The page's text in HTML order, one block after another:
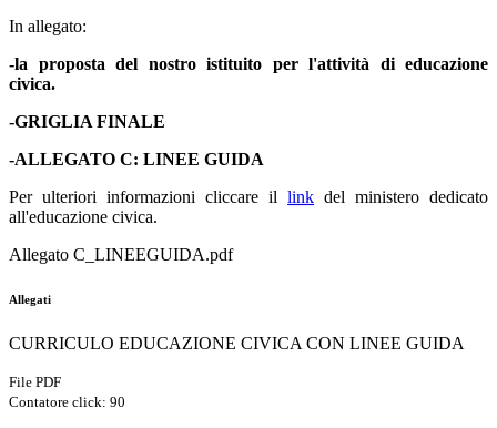
In allegato:
-la proposta del nostro istituito per l'attività di educazione
civica.
-GRIGLIA FINALE
-ALLEGATO C: LINEE GUIDA
Per ulteriori informazioni cliccare il link del ministero dedicato
all'educazione civica.
Allegato C_LINEEGUIDA.pdf
Allegati
CURRICULO EDUCAZIONE CIVICA CON LINEE GUIDA
File PDF
Contatore click: 90